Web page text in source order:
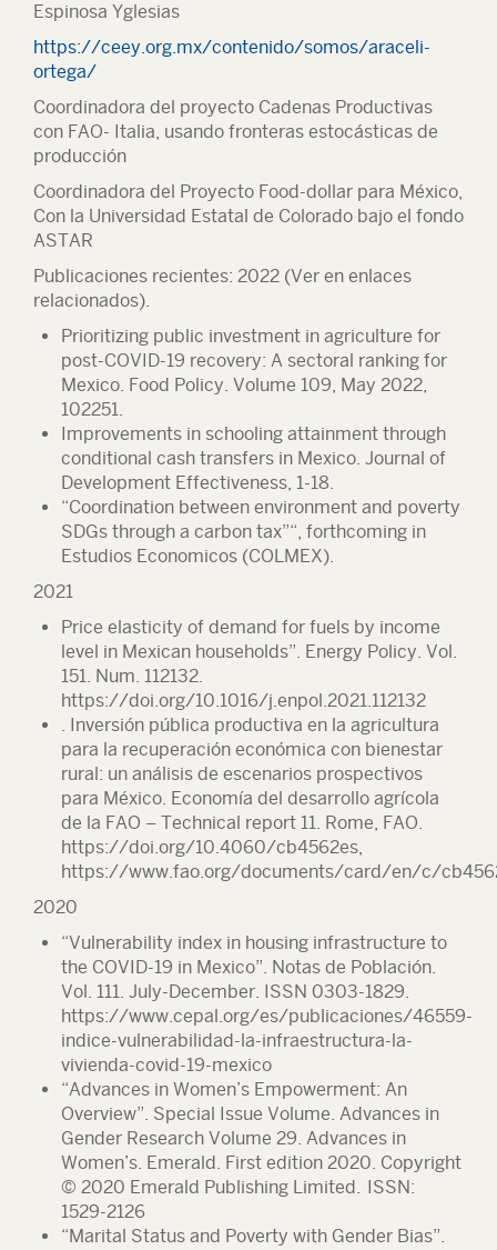
Espinosa Yglesias
https://ceey.org.mx/contenido/somos/araceli-
ortega/
Coordinadora del proyecto Cadenas Productivas
con FAO- Italia, usando fronteras estocásticas de
producción
Coordinadora del Proyecto Food-dollar para México,
Con la Universidad Estatal de Colorado bajo el fondo
ASTAR
Publicaciones recientes: 2022 (Ver en enlaces
relacionados).
Prioritizing public investment in agriculture for
post-COVID-19 recovery: A sectoral ranking for
Mexico. Food Policy. Volume 109, May 2022,
102251.
Improvements in schooling attainment through
conditional cash transfers in Mexico. Journal of
Development Effectiveness, 1-18.
“Coordination between environment and poverty
SDGs through a carbon tax”“, forthcoming in
Estudios Economicos (COLMEX).
2021
Price elasticity of demand for fuels by income
level in Mexican households”. Energy Policy. Vol.
151. Num. 112132.
https://doi.org/10.1016/j.enpol.2021.112132
. Inversión pública productiva en la agricultura
para la recuperación económica con bienestar
rural: un análisis de escenarios prospectivos
para México. Economía del desarrollo agrícola
de la FAO – Technical report 11. Rome, FAO.
https://doi.org/10.4060/cb4562es,
https://www.fao.org/documents/card/en/c/
2020
“Vulnerability index in housing infrastructure to
the COVID-19 in Mexico”. Notas de Población.
Vol. 111. July-December. ISSN 0303-1829.
https://www.cepal.org/es/publicaciones/46559-
indice-vulnerabilidad-la-infraestructura-la-
vivienda-covid-19-mexico
“Advances in Women’s Empowerment: An
Overview”. Special Issue Volume. Advances in
Gender Research Volume 29. Advances in
Women’s. Emerald. First edition 2020. Copyright
© 2020 Emerald Publishing Limited. ISSN:
1529-2126
“Marital Status and Poverty with Gender Bias”.